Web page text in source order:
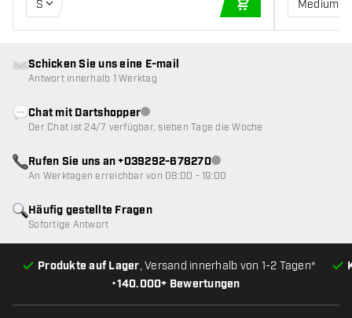
S
IN DEN
Medium
•140.000+ Bewertungen
Produkte auf Lager, Versand innerhalb von 1-2 Tagen*
Häufig gestellte Fragen
Sofortige Antwort
Schicken Sie uns eine E-mail
Antwort innerhalb 1 Werktag
Chat mit DartshopperKundenservice nicht verfügbar
Der Chat ist 24/7 verfügbar, sieben Tage die Woche
Rufen Sie uns an +039292-678270Kundenservice nicht
An Werktagen erreichbar von 08:00 - 19:00